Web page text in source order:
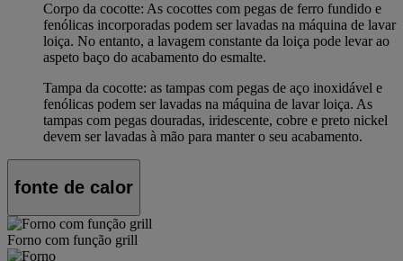
Corpo da cocotte: As cocottes com pegas de ferro fundido e
fenólicas incorporadas podem ser lavadas na máquina de lavar
loiça. No entanto, a lavagem constante da loiça pode levar ao
aspeto baço do acabamento do esmalte.
Tampa da cocotte: as tampas com pegas de aço inoxidável e
fenólicas podem ser lavadas na máquina de lavar loiça. As
tampas com pegas douradas, iridescente, cobre e preto nickel
devem ser lavadas à mão para manter o seu acabamento.
fonte de calor
Forno com função grill